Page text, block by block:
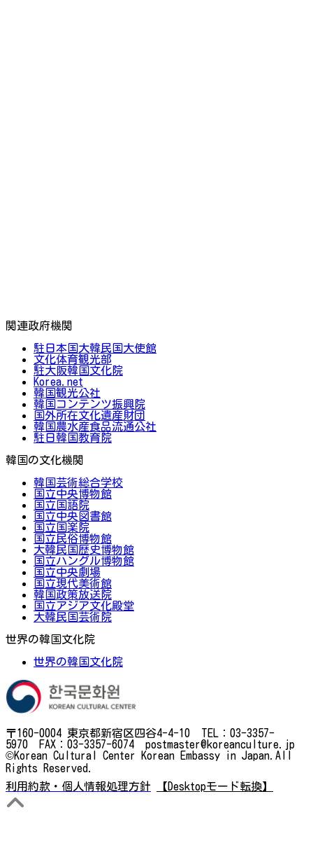
関連政府機関
駐日本国大韓民国大使館
文化体育観光部
駐大阪韓国文化院
Korea.net
韓国観光公社
韓国コンテンツ振興院
国外所在文化遺産財団
韓国農水産食品流通公社
駐日韓国教育院
韓国の文化機関
韓国芸術総合学校
国立中央博物館
国立国語院
国立中央図書館
国立国楽院
国立民俗博物館
大韓民国歴史博物館
国立ハングル博物館
国立中央劇場
国立現代美術館
韓国政策放送院
国立アジア文化殿堂
大韓民国芸術院
世界の韓国文化院
世界の韓国文化院
〒160-0004 東京都新宿区四谷4-4-10 TEL：03-3357-
5970 FAX：03-3357-6074 postmaster@koreanculture.jp
©Korean Cultural Center Korean Embassy in Japan.All
Rights Reserved.
利用約款・個人情報処理方針
【Desktopモード転換】